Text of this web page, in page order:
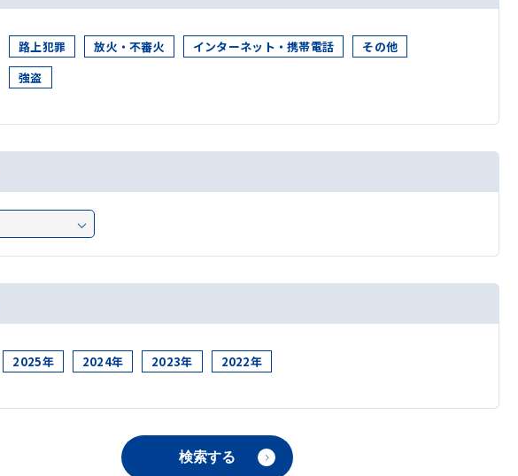
路上犯罪 放火・不審火 インターネット・携帯電話
その他
強盗
2025年 2024年 2023年 2022年